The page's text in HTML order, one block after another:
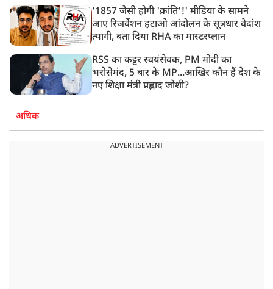
'1857 जैसी होगी 'क्रांति'!' मीडिया के सामने
आए रिजर्वेशन हटाओ आंदोलन के सूत्रधार वेदांश
त्यागी, बता दिया RHA का मास्टरप्लान
RSS का कट्टर स्वयंसेवक, PM मोदी का
भरोसेमंद, 5 बार के MP...आखिर कौन हैं देश के
नए शिक्षा मंत्री प्रह्लाद जोशी?
अधिक
ADVERTISEMENT